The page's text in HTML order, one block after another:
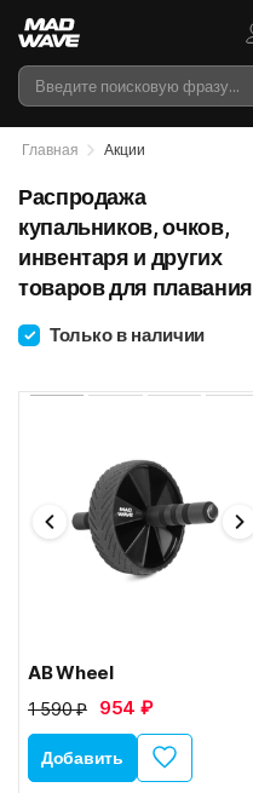
Главная Акции
Распродажа
купальников, очков,
инвентаря и других
товаров для плавания
Только в наличии
AB Wheel
1 590 ₽ 954 ₽
Добавить